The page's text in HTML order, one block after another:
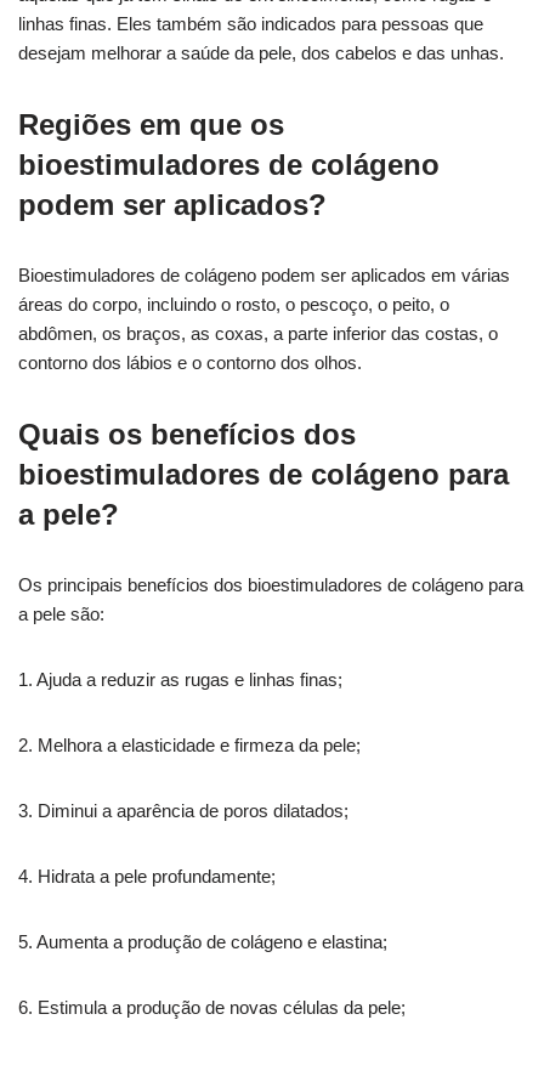
linhas finas. Eles também são indicados para pessoas que
desejam melhorar a saúde da pele, dos cabelos e das unhas.
Regiões em que os
bioestimuladores de colágeno
podem ser aplicados?
Bioestimuladores de colágeno podem ser aplicados em várias
áreas do corpo, incluindo o rosto, o pescoço, o peito, o
abdômen, os braços, as coxas, a parte inferior das costas, o
contorno dos lábios e o contorno dos olhos.
Quais os benefícios dos
bioestimuladores de colágeno para
a pele?
Os principais benefícios dos bioestimuladores de colágeno para
a pele são:
1. Ajuda a reduzir as rugas e linhas finas;
2. Melhora a elasticidade e firmeza da pele;
3. Diminui a aparência de poros dilatados;
4. Hidrata a pele profundamente;
5. Aumenta a produção de colágeno e elastina;
6. Estimula a produção de novas células da pele;